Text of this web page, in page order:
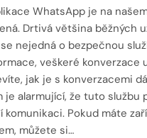
WhatsApp je na
Drtivá většina běžných
nejedná o bezpečnou
veškeré konverzace
jak je s konverzacemi
je alarmující, že tuto službu
komunikaci. Pokud máte
můžete si…